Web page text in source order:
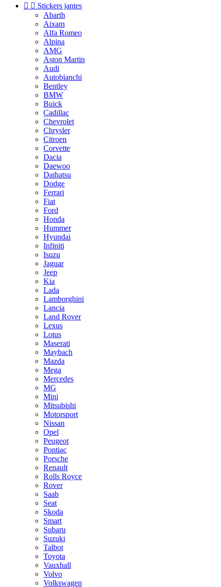
  Stickers jantes
Abarth
Aixam
Alfa Romeo
Alpina
AMG
Aston Martin
Audi
Autobianchi
Bentley
BMW
Buick
Cadillac
Chevrolet
Chrysler
Citroen
Corvette
Dacia
Daewoo
Daihatsu
Dodge
Ferrari
Fiat
Ford
Honda
Hummer
Hyundai
Infiniti
Isuzu
Jaguar
Jeep
Kia
Lada
Lamborghini
Lancia
Land Rover
Lexus
Lotus
Maserati
Maybach
Mazda
Mega
Mercedes
MG
Mini
Mitsubishi
Motorsport
Nissan
Opel
Peugeot
Pontiac
Porsche
Renault
Rolls Royce
Rover
Saab
Seat
Skoda
Smart
Subaru
Suzuki
Talbot
Toyota
Vauxhall
Volvo
Volkswagen